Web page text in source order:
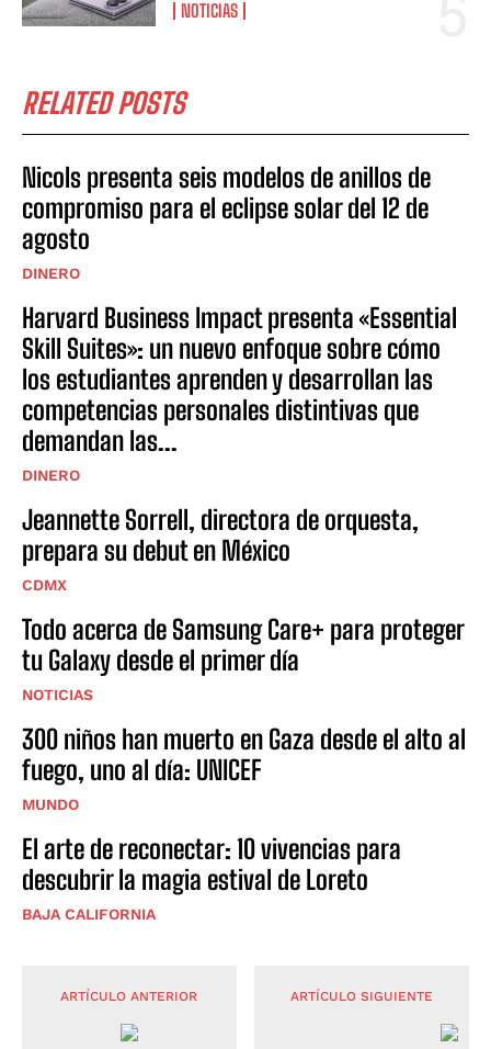
NOTICIAS
RELATED POSTS
Nicols presenta seis modelos de anillos de
compromiso para el eclipse solar del 12 de
agosto
DINERO
Harvard Business Impact presenta «Essential
Skill Suites»: un nuevo enfoque sobre cómo
los estudiantes aprenden y desarrollan las
competencias personales distintivas que
demandan las...
DINERO
Jeannette Sorrell, directora de orquesta,
prepara su debut en México
CDMX
Todo acerca de Samsung Care+ para proteger
tu Galaxy desde el primer día
NOTICIAS
300 niños han muerto en Gaza desde el alto al
fuego, uno al día: UNICEF
MUNDO
El arte de reconectar: 10 vivencias para
descubrir la magia estival de Loreto
BAJA CALIFORNIA
ARTÍCULO ANTERIOR ARTÍCULO SIGUIENTE